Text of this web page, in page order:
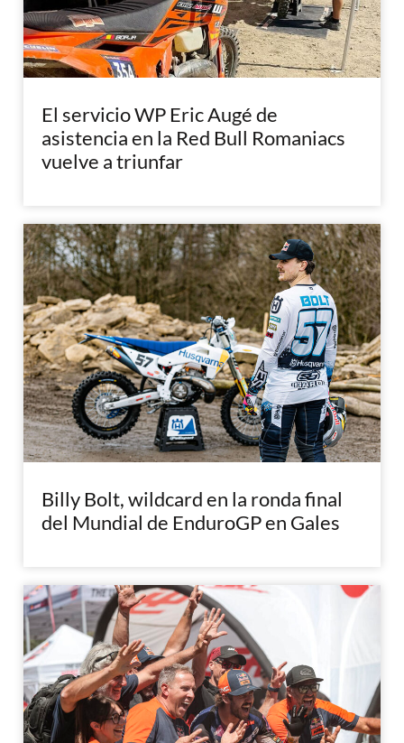
El servicio WP Eric Augé de
asistencia en la Red Bull Romaniacs
vuelve a triunfar
Billy Bolt, wildcard en la ronda final
del Mundial de EnduroGP en Gales